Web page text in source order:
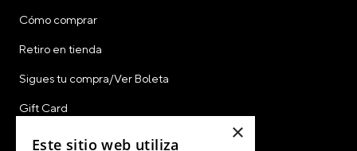
Cómo comprar
Retiro en tienda
Sigues tu compra/Ver Boleta
Gift Card
CyberDay
×
Este sitio web utiliza